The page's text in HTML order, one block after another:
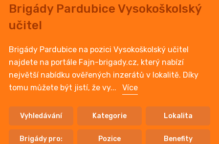
Brigády Pardubice Vysokoškolský
učitel
Brigády Pardubice na pozici Vysokoškolský učitel
najdete na portále Fajn-brigady.cz, který nabízí
největší nabídku ověřených inzerátů v lokalitě. Díky
tomu můžete být jistí, že vy... Více
Vyhledávání Kategorie Lokalita
Brigády pro: Pozice Benefity